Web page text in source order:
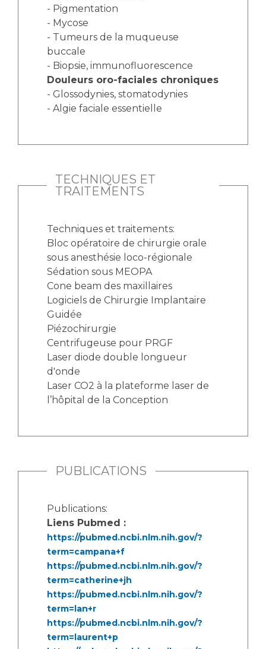
- Pigmentation
- Mycose
- Tumeurs de la muqueuse
buccale
- Biopsie, immunofluorescence
Douleurs oro-faciales chroniques
- Glossodynies, stomatodynies
- Algie faciale essentielle
TECHNIQUES ET
TRAITEMENTS
Techniques et traitements:
Bloc opératoire de chirurgie orale
sous anesthésie loco-régionale
Sédation sous MEOPA
Cone beam des maxillaires
Logiciels de Chirurgie Implantaire
Guidée
Piézochirurgie
Centrifugeuse pour PRGF
Laser diode double longueur
d'onde
Laser CO2 à la plateforme laser de
l’hôpital de la Conception
PUBLICATIONS
Publications:
Liens Pubmed :
https://pubmed.ncbi.nlm.nih.gov/?
term=campana+f
https://pubmed.ncbi.nlm.nih.gov/?
term=catherine+jh
https://pubmed.ncbi.nlm.nih.gov/?
term=lan+r
https://pubmed.ncbi.nlm.nih.gov/?
term=laurent+p